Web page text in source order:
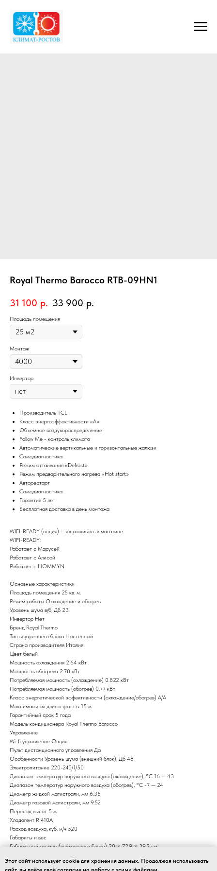
Этот сайт использует cookie для хранения данных. Продолжая использовать
сайт, вы даёте своё согласие на работу с этими файлами.
Royal Thermo Barocco RTB-09HN1
31 100 р. 33 900 р.
Площадь помещения
Монтаж
Инвертор
Производитель TCL
Класс энергоэффективности «A»
Объемное воздухораспределение
Follow Me - контроль климата
Автоматические вертикальные и горизонтальные жалюзи
Самодиагностика
Режим оттаивания «Defrost»
Режим предварительного нагрева «Hot start»
Авторестарт
Самодиагностика
Гарантия 5 лет
Бесплатная доставка в день монтажа
WIFI-READY (опция) - запрашивать в магазине.
WIFI-READY:
Работает с Марусей
Работает с Алисой
Работает с HOMMYN
Основные характеристики
Площадь помещения 25 кв. м.
Режим работы Охлаждение и обогрев
Уровень шума в/б, Дб 23
Инвертор Нет
Бренд Royal Thermo
Тип внутреннего блока Настенный
Страна производителя Италия
Цвет белый
Мощность охлаждения 2.64 кВт
Мощность обогрева 2.78 кВт
Потребляемая мощность (охлаждение) 0.822 кВт
Потребляемая мощность (обогрев) 0.77 кВт
Класс энергетической эффективности (охлаждение/обогрев) A/A
Максимальная длина трассы 15 м
Гарантийный срок 5 года
Модель кондиционера Royal Thermo Barocco
Управление
Wi-fi управление Опция
Пульт дистанционного управления Да
Особенности Уровень шума (внешний блок), Дб 48
Электропитание 220-240/1/50
Диапазон температур наружного воздуха (охлаждение), °C 16 — 43
Диапазон температур наружного воздуха (обогрев), °C -7 — 24
Диаметр жидкой магистрали, мм 6.35
Диаметр газовой магистрали, мм 9.52
Перепад высот 5 м
Хладагент R 410A
Расход воздуха, куб. м/ч 520
Габариты и вес
Габаритный размер (внутреннего блока) 20 × 72.9 × 29.2 см
Вес (внешний блок) 22 кг